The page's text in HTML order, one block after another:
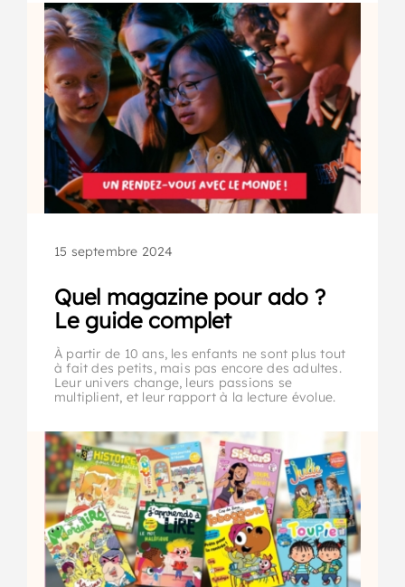
15 septembre 2024
Quel magazine pour ado ?
Le guide complet
À partir de 10 ans, les enfants ne sont plus tout
à fait des petits, mais pas encore des adultes.
Leur univers change, leurs passions se
multiplient, et leur rapport à la lecture évolue.